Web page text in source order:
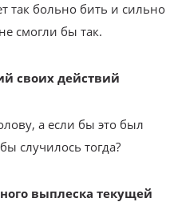
так больно бить и сильно
смогли бы так.
своих действий
а если бы это был
случилось тогда?
выплеска текущей